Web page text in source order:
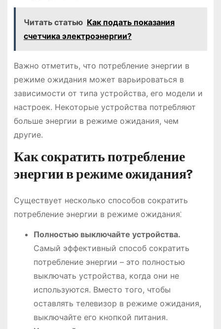
Читать статью Как подать показания
счетчика электроэнергии?
Важно отметить, что потребление энергии в
режиме ожидания может варьироваться в
зависимости от типа устройства, его модели и
настроек. Некоторые устройства потребляют
больше энергии в режиме ожидания, чем
другие.
Как сократить потребление
энергии в режиме ожидания?
Существует несколько способов сократить
потребление энергии в режиме ожидания⁚
Полностью выключайте устройства.
Самый эффективный способ сократить
потребление энергии – это полностью
выключать устройства, когда они не
используются. Вместо того, чтобы
оставлять телевизор в режиме ожидания,
выключайте его кнопкой питания.